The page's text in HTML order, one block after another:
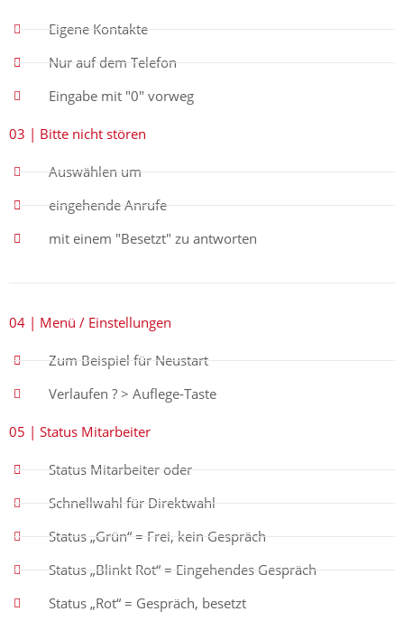
Eigene Kontakte
Nur auf dem Telefon
Eingabe mit "0" vorweg
03 | Bitte nicht stören
Auswählen um
eingehende Anrufe
mit einem "Besetzt" zu antworten
04 | Menü / Einstellungen
Zum Beispiel für Neustart
Verlaufen ? > Auflege-Taste
05 | Status Mitarbeiter
Status Mitarbeiter oder
Schnellwahl für Direktwahl
Status „Grün“ = Frei, kein Gespräch
Status „Blinkt Rot“ = Eingehendes Gespräch
Status „Rot“ = Gespräch, besetzt